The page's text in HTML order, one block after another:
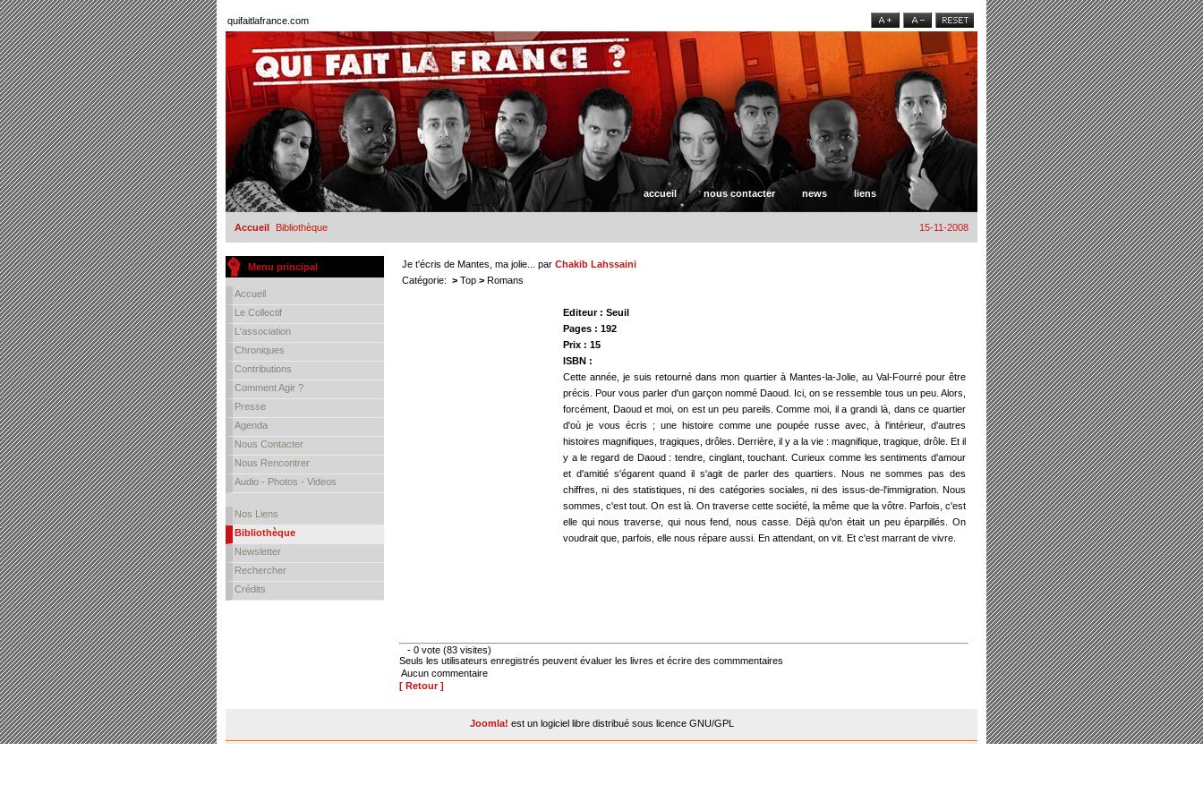
quifaitlafrance.com
accueil nous contacter news liens
Accueil Bibliothèque 15-11-2008
Menu principal
Accueil
Le Collectif
L'association
Chroniques
Contributions
Comment Agir ?
Presse
Agenda
Nous Contacter
Nous Rencontrer
Audio - Photos - Videos
Nos Liens
Bibliothèque
Newsletter
Rechercher
Crédits
Je t'écris de Mantes, ma jolie... par Chakib Lahssaini
Catégorie: > Top > Romans
Editeur : Seuil
Pages : 192
Prix : 15 
ISBN :
Cette année, je suis retourné dans mon quartier à Mantes-la-Jolie, au Val-Fourré pour être
précis. Pour vous parler d'un garçon nommé Daoud. Ici, on se ressemble tous un peu. Alors,
forcément, Daoud et moi, on est un peu pareils. Comme moi, il a grandi là, dans ce quartier
d'où je vous écris ; une histoire comme une poupée russe avec, à l'intérieur, d'autres
histoires magnifiques, tragiques, drôles. Derrière, il y a la vie : magnifique, tragique, drôle. Et il
y a le regard de Daoud : tendre, cinglant, touchant. Curieux comme les sentiments d'amour
et d'amitié s'égarent quand il s'agit de parler des quartiers. Nous ne sommes pas des
chiffres, ni des statistiques, ni des catégories sociales, ni des issus-de-l'immigration. Nous
sommes, c'est tout. On est là. On traverse cette société, la même que la vôtre. Parfois, c'est
elle qui nous traverse, qui nous fend, nous casse. Déjà qu'on était un peu éparpillés. On
voudrait que, parfois, elle nous répare aussi. En attendant, on vit. Et c'est marrant de vivre.
- 0 vote (83 visites)
Seuls les utilisateurs enregistrés peuvent évaluer les livres et écrire des commmentaires
Aucun commentaire
[ Retour ]
Joomla! est un logiciel libre distribué sous licence GNU/GPL